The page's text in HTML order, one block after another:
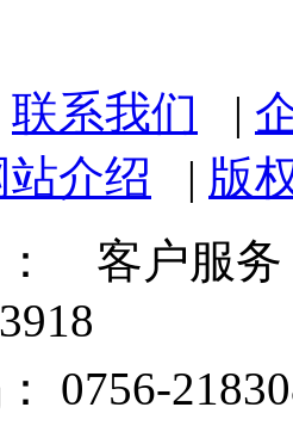
联系我们 |
站介绍 | 版
客户服务
0756-